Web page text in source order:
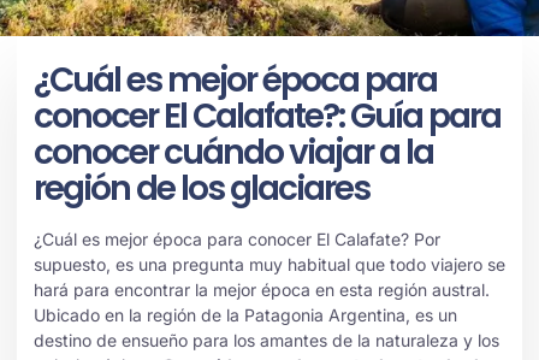
¿Cuál es mejor época para
conocer El Calafate?: Guía para
conocer cuándo viajar a la
región de los glaciares
¿Cuál es mejor época para conocer El Calafate? Por
supuesto, es una pregunta muy habitual que todo viajero se
hará para encontrar la mejor época en esta región austral.
Ubicado en la región de la Patagonia Argentina, es un
destino de ensueño para los amantes de la naturaleza y los